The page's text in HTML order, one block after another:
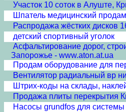
Участок 10 соток в Алуште,
Шпатель медицинский продам
Распродажа жёстких дисков
детский спортивный уголок
Асфальтирование дорог,
Запорожье - www.aton.at.ua
Продам оборудование для
Вентилятор радиальный вр
Штрих-коды на склады,
Продажа плиты перекрытия
Насосы grundfos для системы